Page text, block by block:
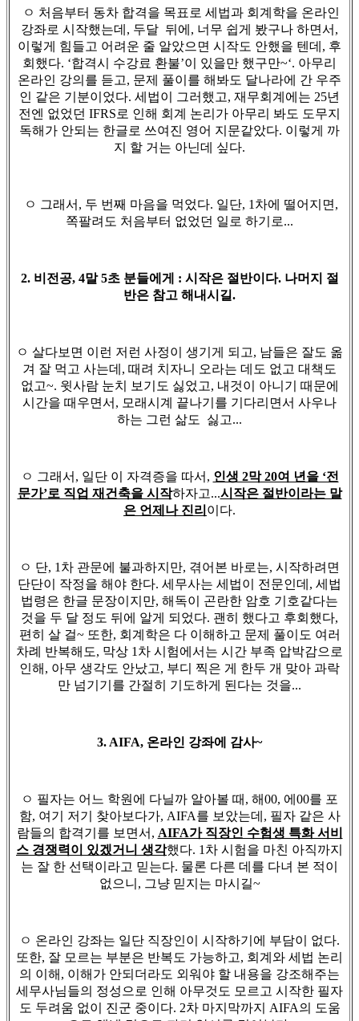
ㅇ 처음부터 동차 합격을 목표로 세법과 회계학을 온라인
강좌로 시작했는데, 두달 뒤에, 너무 쉽게 봤구나 하면서,
이렇게 힘들고 어려운 줄 알았으면 시작도 안했을 텐데, 후
회했다. ‘합격시 수강료 환불’이 있을만 했구만~‘. 아무리
온라인 강의를 듣고, 문제 풀이를 해봐도 달나라에 간 우주
인 같은 기분이었다. 세법이 그러했고, 재무회계에는 25년
전엔 없었던 IFRS로 인해 회계 논리가 아무리 봐도 도무지
독해가 안되는 한글로 쓰여진 영어 지문같았다. 이렇게 까
지 할 거는 아닌데 싶다.
ㅇ 그래서, 두 번째 마음을 먹었다. 일단, 1차에 떨어지면,
쪽팔려도 처음부터 없었던 일로 하기로...
2. 비전공, 4말 5초 분들에게 : 시작은 절반이다. 나머지 절
반은 참고 해내시길.
ㅇ 살다보면 이런 저런 사정이 생기게 되고, 남들은 잘도 옮
겨 잘 먹고 사는데, 때려 치자니 오라는 데도 없고 대책도
없고~. 윗사람 눈치 보기도 싫었고, 내것이 아니기 때문에
시간을 때우면서, 모래시계 끝나기를 기다리면서 사우나
하는 그런 삶도 싫고...
ㅇ 그래서, 일단 이 자격증을 따서, 인생 2막 20여 년을 ‘전
문가’로 직업 재건축을 시작하자고...시작은 절반이라는 말
은 언제나 진리 이다.
ㅇ 단, 1차 관문에 불과하지만, 겪어본 바로는, 시작하려면
단단이 작정을 해야 한다. 세무사는 세법이 전문인데, 세법
법령은 한글 문장이지만, 해독이 곤란한 암호 기호같다는
것을 두 달 정도 뒤에 알게 되었다. 괜히 했다고 후회했다,
편히 살 걸~ 또한, 회계학은 다 이해하고 문제 풀이도 여러
차례 반복해도, 막상 1차 시험에서는 시간 부족 압박감으로
인해, 아무 생각도 안났고, 부디 찍은 게 한두 개 맞아 과락
만 넘기기를 간절히 기도하게 된다는 것을...
3. AIFA, 온라인 강좌에 감사~
ㅇ 필자는 어느 학원에 다닐까 알아볼 때, 해00, 에00를 포
함, 여기 저기 찾아보다가, AIFA를 보았는데, 필자 같은 사
람들의 합격기를 보면서, AIFA가 직장인 수험생 특화 서비
스 경쟁력이 있겠거니 생각했다. 1차 시험을 마친 아직까지
는 잘 한 선택이라고 믿는다. 물론 다른 데를 다녀 본 적이
없으니, 그냥 믿지는 마시길~
ㅇ 온라인 강좌는 일단 직장인이 시작하기에 부담이 없다.
또한, 잘 모르는 부분은 반복도 가능하고, 회계와 세법 논리
의 이해, 이해가 안되더라도 외워야 할 내용을 강조해주는
세무사님들의 정성으로 인해 아무것도 모르고 시작한 필자
도 두려움 없이 진군 중이다. 2차 마지막까지 AIFA의 도움